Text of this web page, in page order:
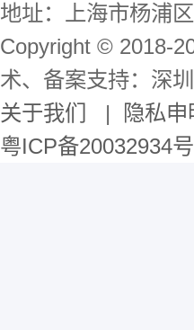
地址：上海市杨浦
Copyright © 2018-
术、备案支持：深
关于我们
| 隐私申
粤ICP备20032934